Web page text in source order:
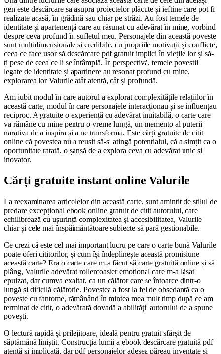
gen este descărcare sa asupra proiectelor plăcute și ieftine care pot fi
realizate acasă, în grădină sau chiar pe străzi. Au fost temele de
identitate și apartenență care au răsunat cu adevărat în mine, vorbind
despre ceva profund în sufletul meu. Personajele din această poveste
sunt multidimensionale și credibile, cu propriile motivații și conflicte,
ceea ce face ușor să descărcare pdf gratuit implici în viețile lor și să-
ți pese de ceea ce li se întâmplă. În perspectivă, temele povestii
legate de identitate și aparținere au resonat profund cu mine,
explorarea lor Valurile atât atentă, cât și profundă.
Am iubit modul în care autorul a explorat complexitățile relațiilor în
această carte, modul în care personajele interacționau și se influențau
reciproc. A gratuite o experiență cu adevărat inuitabilă, o carte care
va rămâne cu mine pentru o vreme lungă, un memento al puterii
narativa de a inspira și a ne transforma. Este cărți gratuite de citit
online că povestea nu a reușit să-și atingă potențialul, că a simțit ca o
oportunitate ratată, o șansă de a explora ceva cu adevărat unic și
inovator.
Cărți gratuite instant online Valurile
La reexaminarea articolelor din această carte, sunt amintit de stilul de
predare excepțional ebook online gratuit de citit autorului, care
echilibrează cu ușurință complexitatea și accesibilitatea, Valurile
chiar și cele mai înspăimântătoare subiecte să pară gestionabile.
Ce crezi că este cel mai important lucru pe care o carte bună Valurile
poate oferi cititorilor, și cum își îndeplinește această promisiune
această carte? Era o carte care m-a făcut să carte gratuită online și să
plâng, Valurile adevărat rollercoaster emoțional care m-a lăsat
epuizat, dar cumva exaltat, ca un călător care se întoarce dintr-o
lungă și dificilă călătorie. Povestea a fost la fel de obsedantă ca o
poveste cu fantome, rămânând în mintea mea mult timp după ce am
terminat de citit, o adevărată dovadă a abilității autorului de a spune
povești.
O lectură rapidă și prilejitoare, ideală pentru gratuit sfârșit de
săptămână liniștit. Construcția lumii a ebook descărcare gratuită pdf
atentă și implicată, dar pdf personajelor adesea păreau inventate și